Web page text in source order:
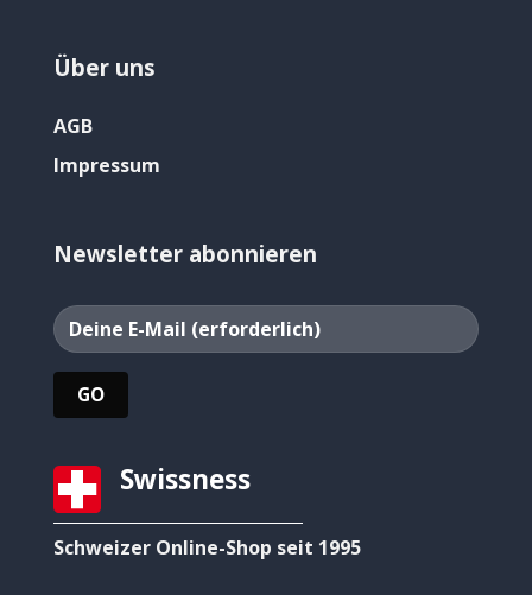
Über uns
AGB
Impressum
Newsletter abonnieren
Swissness
Schweizer Online-Shop seit 1995